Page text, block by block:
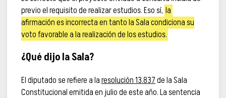
previo el requisito de realizar estudios. Eso sí, la
afirmación es incorrecta en tanto la Sala condiciona su
voto favorable a la realización de los estudios.
¿Qué dijo la Sala?
El diputado se refiere a laresolución 13.837de la Sala
Constitucional emitida en julio de este año. La sentencia